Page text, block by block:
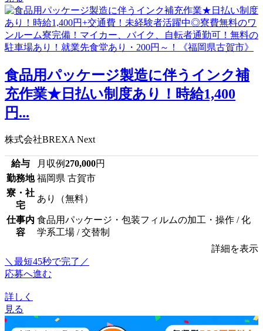
食品用パッケージ製造に伴うインク補
充作業★日払い制度あり！時給1,400
円...
株式会社BREXA Next
給与 月収例270,000円
勤務地 福岡県 古賀市
寮・社
宅
あり（無料）
仕事内
容
食品用パッケージ・包装フィルムの加工・操作 / 化
学系工場 / 交替制
詳細を表示
＼最短45秒で完了／
応募へ進む
詳しく
見る